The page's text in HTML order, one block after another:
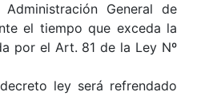
General de
el tiempo que exceda la
por el Art. 81 de la Ley Nº
ley será refrendado